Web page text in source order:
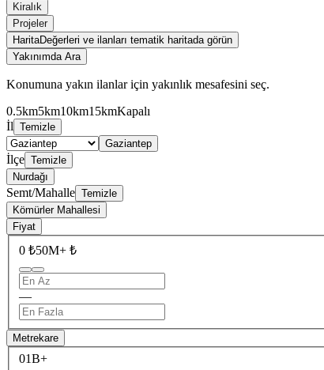
Kiralık
Projeler
HaritaDeğerleri ve ilanları tematik haritada görün
Yakınımda Ara
Konumuna yakın ilanlar için yakınlık mesafesini seç.
0.5km5km10km15kmKapalı
İl Temizle
Gaziantep
İlçe Temizle
Nurdağı
Semt/Mahalle Temizle
Kömürler Mahallesi
Fiyat
0 ₺50M+ ₺
—
Metrekare
01B+